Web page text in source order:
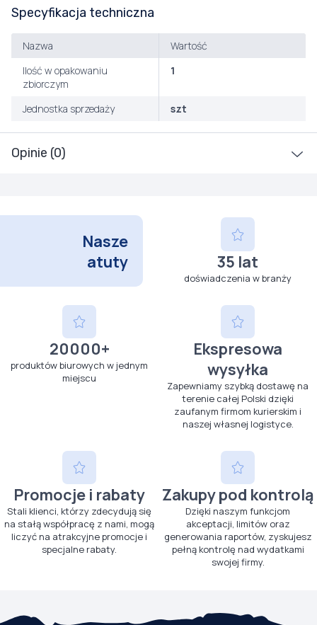
Opinie (0)
Specyfikacja techniczna
Nazwa
Wartość
Ilość w opakowaniu
zbiorczym
1
Jednostka sprzedaży szt
Nasze
atuty
35 lat
doświadczenia w branży
20000+
produktów biurowych w jednym
miejscu
Ekspresowa
wysyłka
Zapewniamy szybką dostawę na
terenie całej Polski dzięki
zaufanym firmom kurierskim i
naszej własnej logistyce.
Promocje i rabaty
Stali klienci, którzy zdecydują się
na stałą współpracę z nami, mogą
liczyć na atrakcyjne promocje i
specjalne rabaty.
Zakupy pod kontrolą
Dzięki naszym funkcjom
akceptacji, limitów oraz
generowania raportów, zyskujesz
pełną kontrolę nad wydatkami
swojej firmy.